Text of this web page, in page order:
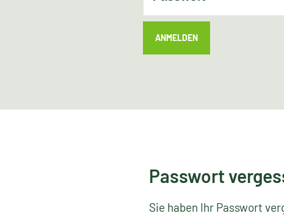
ANMELDEN
Passwort
Sie haben Ihr Passwort